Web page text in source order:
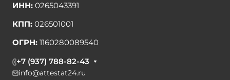
ИНН: 0265043391
КПП: 026501001
ОГРН: 1160280089540
+7 (937) 788-82-43
info@attestat24.ru